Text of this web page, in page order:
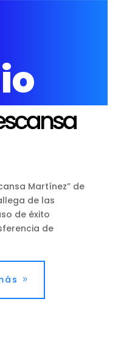
Martínez” de
de las
de éxito
de